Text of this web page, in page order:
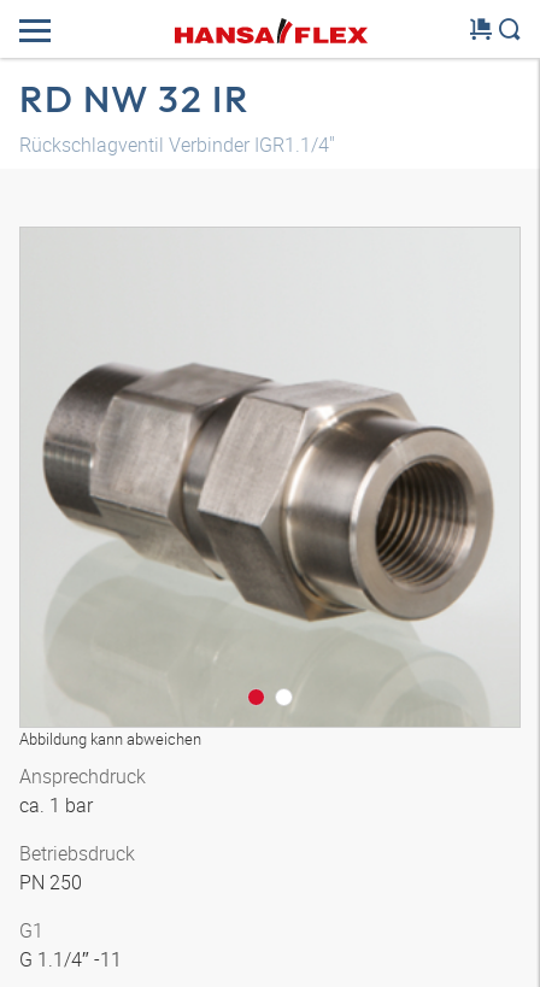
RD NW 32 IR
Rückschlagventil Verbinder IGR1.1/4"
Abbildung kann abweichen
Ansprechdruck
ca. 1 bar
Betriebsdruck
PN 250
G1
G 1.1/4″ -11